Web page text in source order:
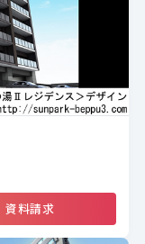
資料請求